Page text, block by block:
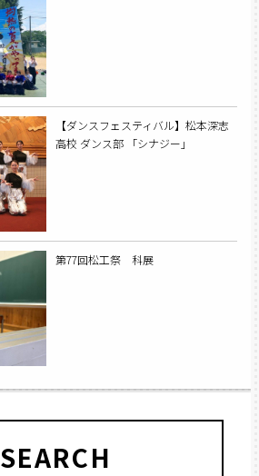
【ダンスフェスティバル】松本深志
高校 ダンス部 「シナジー」
第77回松工祭 科展
SEARCH